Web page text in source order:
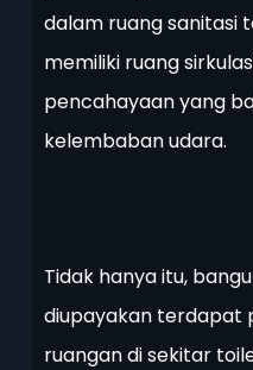
dalam ruang sanitasi
memiliki ruang
pencahayaan yang
kelembaban udara.
Tidak hanya itu,
diupayakan terdapat
ruangan di sekitar